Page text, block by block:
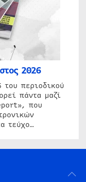
2026
του περιοδικού
πάντα μαζί
που
τεύχο…